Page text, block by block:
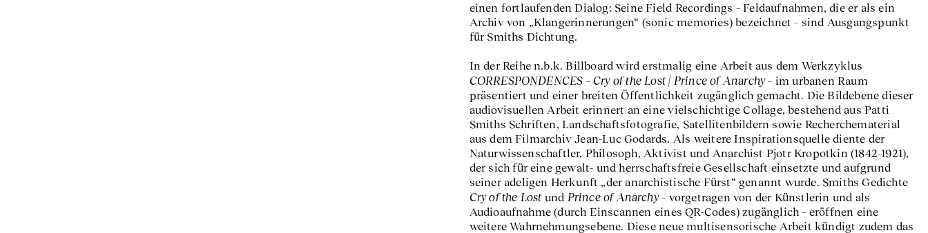
einen fortlaufenden Dialog: Seine Field Recordings – Feldaufnahmen, die er als ein
Archiv von „Klangerinnerungen“ (sonic memories) bezeichnet – sind Ausgangspunkt
für Smiths Dichtung.
In der Reihe n.b.k. Billboard wird erstmalig eine Arbeit aus dem Werkzyklus
CORRESPONDENCES – Cry of the Lost | Prince of Anarchy– im urbanen Raum
präsentiert und einer breiten Öffentlichkeit zugänglich gemacht. Die Bildebene dieser
audiovisuellen Arbeit erinnert an eine vielschichtige Collage, bestehend aus Patti
Smiths Schriften, Landschaftsfotografie, Satellitenbildern sowie Recherchematerial
aus dem Filmarchiv Jean-Luc Godards. Als weitere Inspirationsquelle diente der
Naturwissenschaftler, Philosoph, Aktivist und Anarchist Pjotr Kropotkin (1842–1921),
der sich für eine gewalt- und herrschaftsfreie Gesellschaft einsetzte und aufgrund
seiner adeligen Herkunft „der anarchistische Fürst“ genannt wurde. Smiths Gedichte
Cry of the Lostund Prince of Anarchy– vorgetragen von der Künstlerin und als
Audioaufnahme (durch Einscannen eines QR-Codes) zugänglich – eröffnen eine
weitere Wahrnehmungsebene. Diese neue multisensorische Arbeit kündigt zudem das